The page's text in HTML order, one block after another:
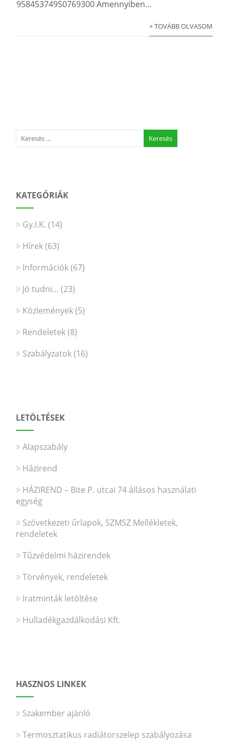
95845374950769300 Amennyiben...
+ TOVÁBB OLVASOM
KATEGÓRIÁK
Gy.I.K. (14)
Hírek(63)
Információk(67)
Jó tudni… (23)
Közlemények(5)
Rendeletek(8)
Szabályzatok(16)
LETÖLTÉSEK
Alapszabály
Házirend
HÁZIREND – Bite P. utcai 74 állásos használati
egység
Szövetkezeti űrlapok, SZMSZ Mellékletek,
rendeletek
Tűzvédelmi házirendek
Törvények, rendeletek
Iratminták letöltése
Hulladékgazdálkodási Kft.
HASZNOS LINKEK
Szakember ajánló
Termosztatikus radiátorszelep szabályozása